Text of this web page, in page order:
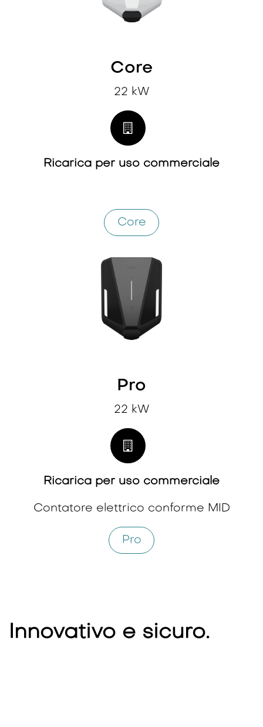
Core
22 kW
Ricarica per uso commerciale
Core
Pro
22 kW
Ricarica per uso commerciale
Contatore elettrico conforme MID
Pro
Innovativo e sicuro.